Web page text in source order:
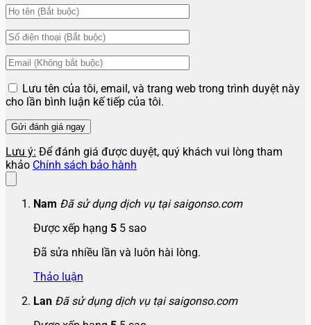
Lưu tên của tôi, email, và trang web trong trình duyệt này
cho lần bình luận kế tiếp của tôi.
Lưu ý: Để đánh giá được duyệt, quý khách vui lòng tham
khảo Chính sách bảo hành
Nam Đã sử dụng dịch vụ tại saigonso.com
Được xếp hạng 5 5 sao
Đã sửa nhiều lần và luôn hài lòng.
Thảo luận
Lan Đã sử dụng dịch vụ tại saigonso.com